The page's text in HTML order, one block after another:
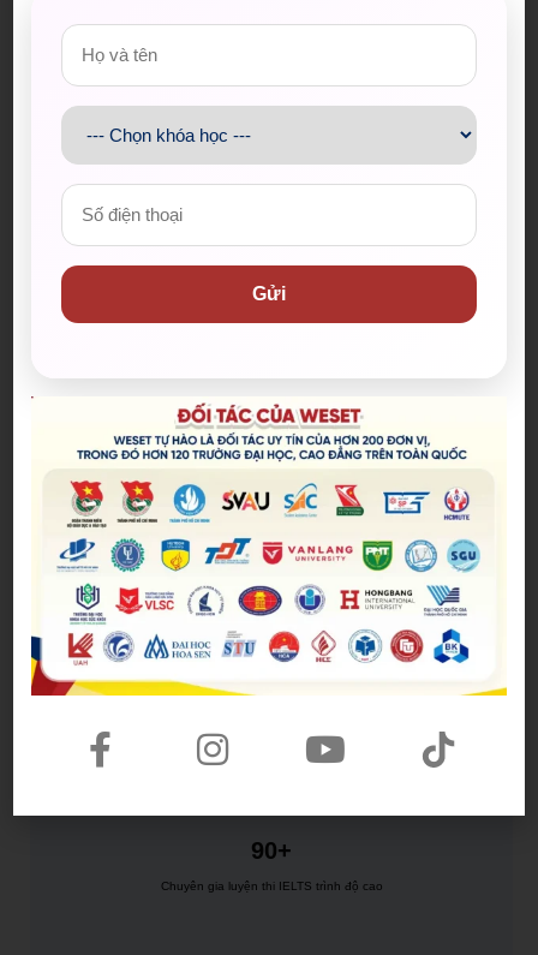
hơn 120 trường Đại học & Cao đẳng đã ký kết tại
✅ Cam kết IELTS/TOEIC/PTE đầu ra bằng văn bản.
Hỗ trợ lệ phí thi lên đến 100%
✅ Đội ngũ giáo viên có điểm IELTS trung bình từ
Nhận combo quà và ưu đãi lên đến 10.000.000đ khi
ĐĂNG KÝ NHẬN HỌC BỔNG
Trung tâm luyện thi IELTS tại Việt Nam
90+
Chuyên gia luyện thi IELTS trình độ cao
Gửi